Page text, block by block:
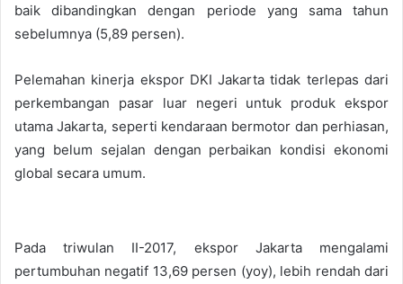
baik dibandingkan dengan periode yang sama tahun
sebelumnya (5,89 persen).
Pelemahan kinerja ekspor DKI Jakarta tidak terlepas dari
perkembangan pasar luar negeri untuk produk ekspor
utama Jakarta, seperti kendaraan bermotor dan perhiasan,
yang belum sejalan dengan perbaikan kondisi ekonomi
global secara umum.
Pada triwulan II-2017, ekspor Jakarta mengalami
pertumbuhan negatif 13,69 persen (yoy), lebih rendah dari